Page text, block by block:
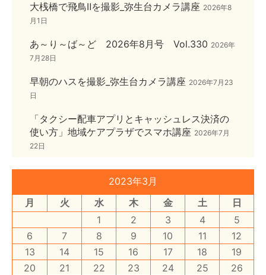
大桟橋で飛鳥Ⅱを撮影_弥生台カメラ講座 2026年8
月1日
あ～り～ば～ど 2026年8月号 Vol.330 2026年
7月28日
早朝のハスを撮影_弥生台カメラ講座 2026年7月23
日
「タクシー配車アプリとキャッシュレス決済の
使い方」地域ケアプラザでスマホ講座 2026年7月
22日
2023年3月
月
火 水 木 金 土
日
1
2 3 4
5
6
7 8 9 10 11
12
13
14 15 16 17 18
19
20
21 22 23 24 25
26